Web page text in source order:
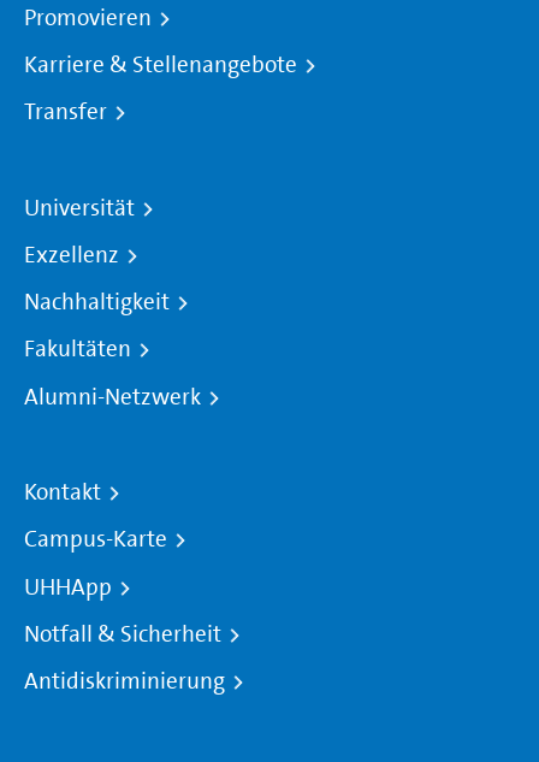
Promovieren
Karriere & Stellenangebote
Transfer
Universität
Exzellenz
Nachhaltigkeit
Fakultäten
Alumni-Netzwerk
Kontakt
Campus-Karte
UHHApp
Notfall & Sicherheit
Antidiskriminierung